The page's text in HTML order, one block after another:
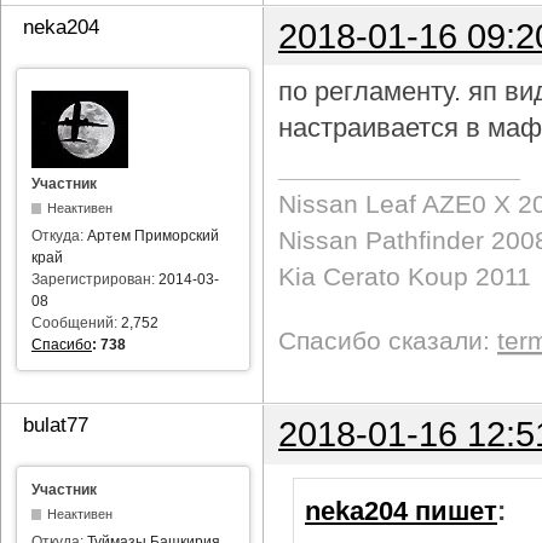
neka204 2018-01-16
Участник
Неактивен
Откуда: Артем Приморский
край
Зарегистрирован: 2014-03-
08
Сообщений: 2,752
Спасибо: 738
по регламенту. яп
настраивается в
Nissan Leaf AZE0 X
Nissan Pathfinder
Kia Cerato Koup 2011
Спасибо сказали:
bulat77 2018-01-16
Участник
Неактивен neka204 пишет: